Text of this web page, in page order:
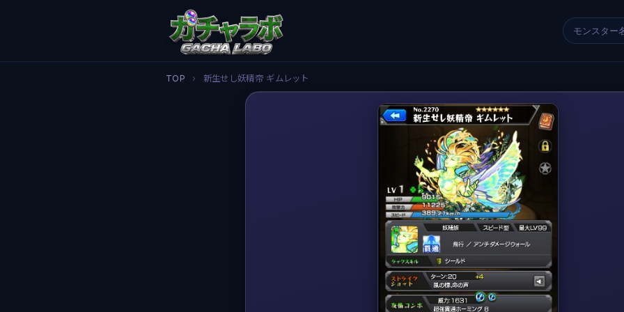
TOP › 新生せし妖精帝 ギムレット